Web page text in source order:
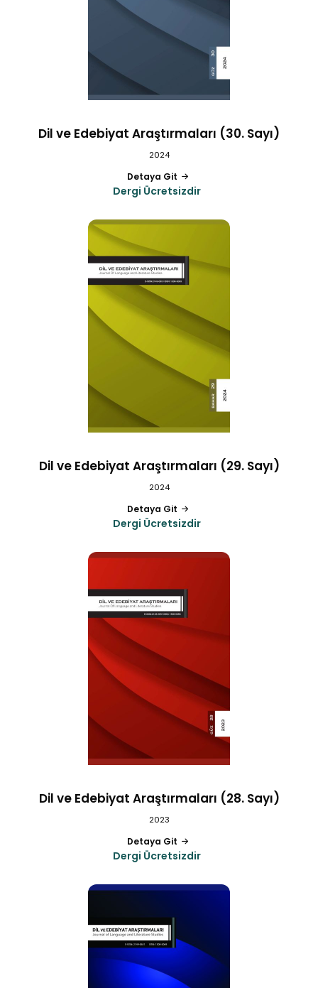
Dil ve Edebiyat Araştırmaları (30. Sayı)
2024
Detaya Git
Dergi Ücretsizdir
Dil ve Edebiyat Araştırmaları (29. Sayı)
2024
Detaya Git
Dergi Ücretsizdir
Dil ve Edebiyat Araştırmaları (28. Sayı)
2023
Detaya Git
Dergi Ücretsizdir